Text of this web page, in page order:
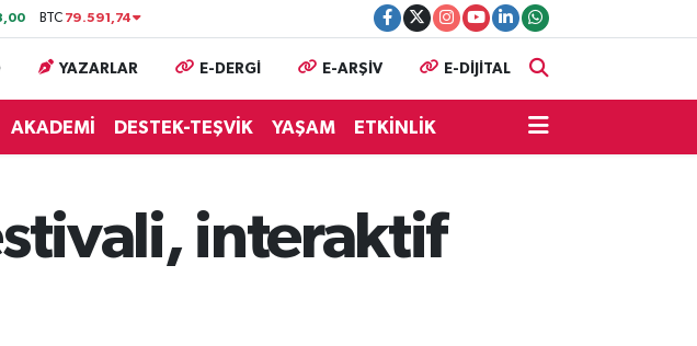
BTC 79.591,74
YAZARLAR E-DERGİ E-ARŞİV E-DİJİTAL
AKADEMİ DESTEK-TEŞVİK YAŞAM ETKİNLİK
interaktif